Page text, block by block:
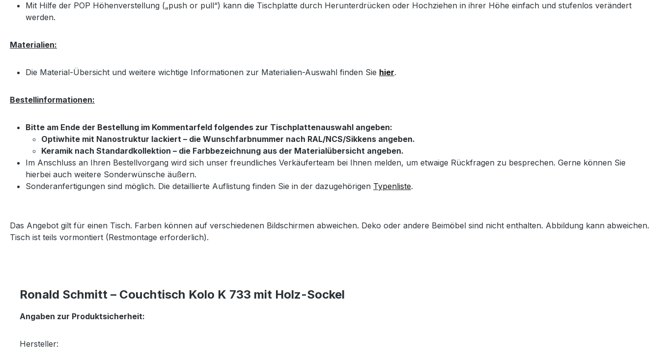
Mit Hilfe der POP Höhenverstellung („push or pull“) kann die Tischplatte durch Herunterdrücken oder Hochziehen in ihrer Höhe einfach und stufenlos verändert
werden.
Materialien:
Die Material-Übersicht und weitere wichtige Informationen zur Materialien-Auswahl finden Sie hier.
Bestellinformationen:
Bitte am Ende der Bestellung im Kommentarfeld folgendes zur Tischplattenauswahl angeben:
Optiwhite mit Nanostruktur lackiert – die Wunschfarbnummer nach RAL/NCS/Sikkens angeben.
Keramik nach Standardkollektion – die Farbbezeichnung aus der Materialübersicht angeben.
Im Anschluss an Ihren Bestellvorgang wird sich unser freundliches Verkäuferteam bei Ihnen melden, um etwaige Rückfragen zu besprechen. Gerne können Sie
hierbei auch weitere Sonderwünsche äußern.
Sonderanfertigungen sind möglich. Die detaillierte Auflistung finden Sie in der dazugehörigen Typenliste.
Das Angebot gilt für einen Tisch. Farben können auf verschiedenen Bildschirmen abweichen. Deko oder andere Beimöbel sind nicht enthalten. Abbildung kann abweichen.
Tisch ist teils vormontiert (Restmontage erforderlich).
Ronald Schmitt – Couchtisch Kolo K 733 mit Holz-Sockel
Angaben zur Produktsicherheit:
Hersteller: